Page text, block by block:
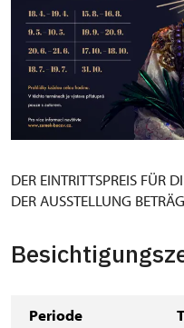
DER EINTRITTSPREIS FÜR
DER AUSSTELLUNG
Periode